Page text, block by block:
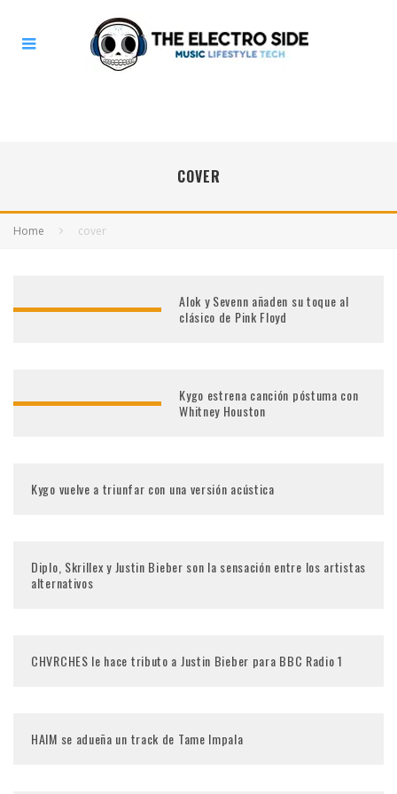
COVER
Home cover
Alok y Sevenn añaden su toque al
clásico de Pink Floyd
Kygo estrena canción póstuma con
Whitney Houston
Kygo vuelve a triunfar con una versión acústica
Diplo, Skrillex y Justin Bieber son la sensación entre los artistas
alternativos
CHVRCHES le hace tributo a Justin Bieber para BBC Radio 1
HAIM se adueña un track de Tame Impala